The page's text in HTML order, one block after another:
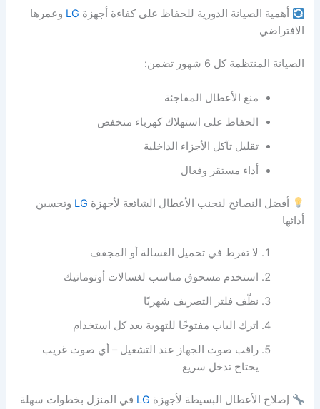
أهمية الصيانة الدورية للحفاظ على كفاءة أجهزة LG وعمرها
الافتراضي
الصيانة المنتظمة كل 6 شهور تضمن:
منع الأعطال المفاجئة
الحفاظ على استهلاك كهرباء منخفض
تقليل تآكل الأجزاء الداخلية
أداء مستقر وفعال
أفضل النصائح لتجنب الأعطال الشائعة لأجهزة LG وتحسين
أدائها
لا تفرط في تحميل الغسالة أو المجفف
استخدم مسحوق مناسب لغسالات أوتوماتيك
نظّف فلتر التصريف شهريًا
اترك الباب مفتوحًا للتهوية بعد كل استخدام
راقب صوت الجهاز عند التشغيل – أي صوت غريب
يحتاج تدخل سريع
إصلاح الأعطال البسيطة لأجهزة LG في المنزل بخطوات سهلة